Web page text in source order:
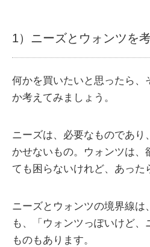
1）ニーズとウォンツを
何かを買いたいと思ったら、
か考えてみましょう。
ニーズは、必要なものであり
かせないもの。ウォンツは、
ても困らないけれど、あった
ニーズとウォンツの境界線は
も、「ウォンツっぽいけど、
ものもあります。